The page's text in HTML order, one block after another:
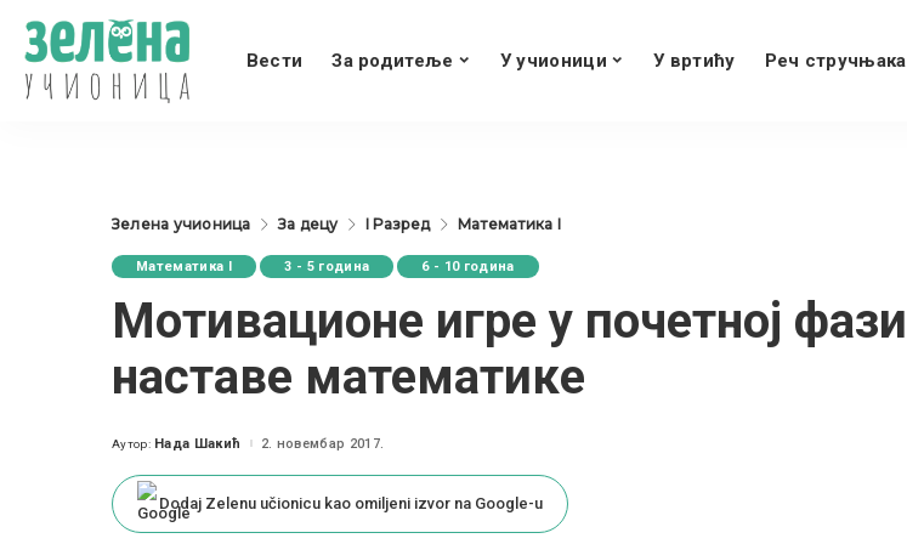
Вести За родитеље У учионици У вртићу Реч стручњака
Зелена учионица За децу I Разред Математика I
Математика I 3 - 5 година 6 - 10 година
Moтивационе игре у почетној фази
наставе математике
Posted
Аутор: Нада Шакић 2. новембар 2017.
Dodaj Zelenu učionicu kao omiljeni izvor na Google-u